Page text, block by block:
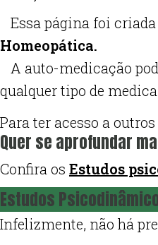
Essa página foi
Homeopática.
A auto-medicação
qualquer tipo de
Para ter acesso a
Quer se aprofundar
Confira os Estudos
Estudos
Infelizmente, não há